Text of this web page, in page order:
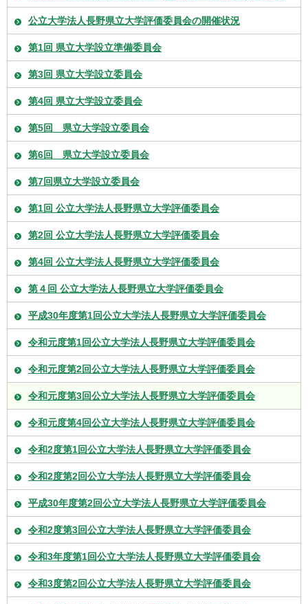
公立大学法人長野県立大学評価委員会の開催状況
第1回 県立大学設立準備委員会
第3回 県立大学設立委員会
第4回 県立大学設立委員会
第5回 県立大学設立委員会
第6回 県立大学設立委員会
第7回県立大学設立委員会
第1回 公立大学法人長野県立大学評価委員会
第2回 公立大学法人長野県立大学評価委員会
第4回 公立大学法人長野県立大学評価委員会
第４回 公立大学法人長野県立大学評価委員会
平成30年度第1回公立大学法人長野県立大学評価委員会
令和元度第1回公立大学法人長野県立大学評価委員会
令和元度第2回公立大学法人長野県立大学評価委員会
令和元度第3回公立大学法人長野県立大学評価委員会
令和元度第4回公立大学法人長野県立大学評価委員会
令和2度第1回公立大学法人長野県立大学評価委員会
令和2度第2回公立大学法人長野県立大学評価委員会
平成30年度第2回公立大学法人長野県立大学評価委員会
令和2度第3回公立大学法人長野県立大学評価委員会
令和3年度第1回公立大学法人長野県立大学評価委員会
令和3度第2回公立大学法人長野県立大学評価委員会